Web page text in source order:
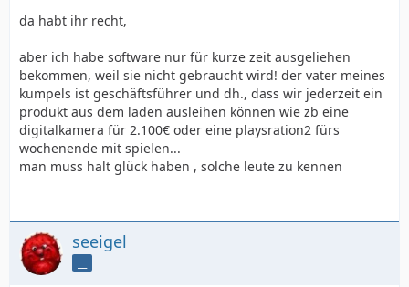
da habt ihr recht,
aber ich habe software nur für kurze zeit ausgeliehen
bekommen, weil sie nicht gebraucht wird! der vater meines
kumpels ist geschäftsführer und dh., dass wir jederzeit ein
produkt aus dem laden ausleihen können wie zb eine
digitalkamera für 2.100€ oder eine playsration2 fürs
wochenende mit spielen...
man muss halt glück haben , solche leute zu kennen
seeigel